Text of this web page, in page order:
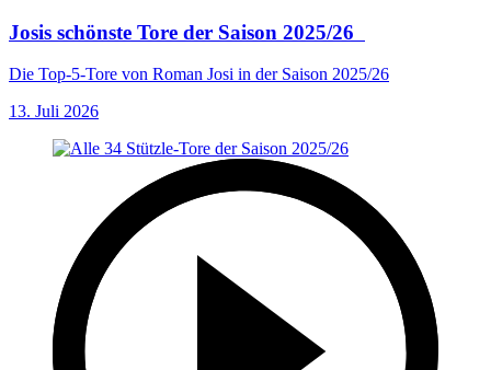
Josis schönste Tore der Saison 2025/26
Die Top-5-Tore von Roman Josi in der Saison 2025/26
13. Juli 2026